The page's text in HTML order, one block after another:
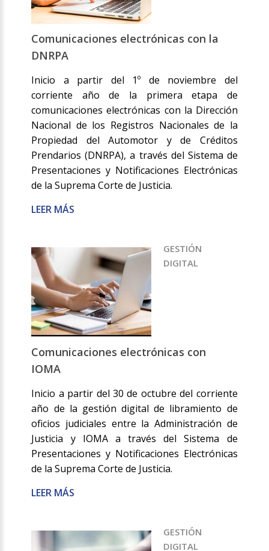
Comunicaciones electrónicas con la
DNRPA
Inicio a partir del 1º de noviembre del
corriente año de la primera etapa de
comunicaciones electrónicas con la Dirección
Nacional de los Registros Nacionales de la
Propiedad del Automotor y de Créditos
Prendarios (DNRPA), a través del Sistema de
Presentaciones y Notificaciones Electrónicas
de la Suprema Corte de Justicia.
LEER MÁS
GESTIÓN
DIGITAL
Comunicaciones electrónicas con
IOMA
Inicio a partir del 30 de octubre del corriente
año de la gestión digital de libramiento de
oficios judiciales entre la Administración de
Justicia y IOMA a través del Sistema de
Presentaciones y Notificaciones Electrónicas
de la Suprema Corte de Justicia.
LEER MÁS
GESTIÓN
DIGITAL